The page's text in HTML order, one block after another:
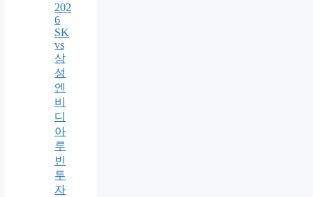
202
6
SK
vs
삼
성
엔
비
디
아
루
빈
투
자